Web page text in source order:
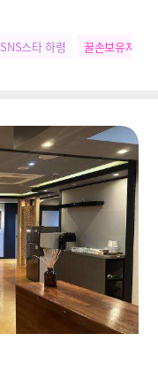
SNS스타 하령 꿀손보유자 다